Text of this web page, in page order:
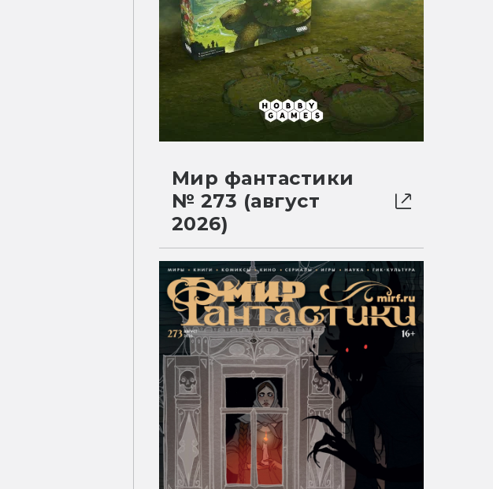
Мир фантастики
№ 273 (август
2026)